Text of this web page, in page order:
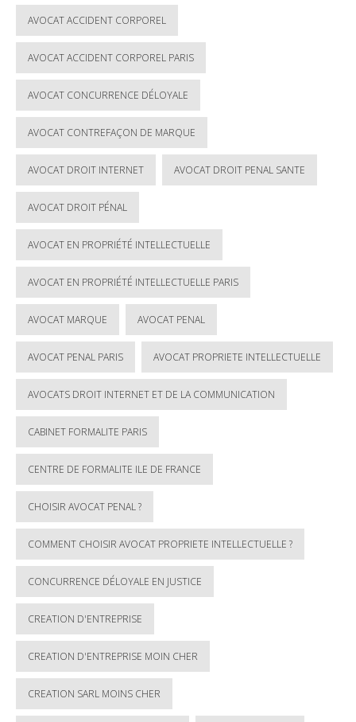
AVOCAT ACCIDENT CORPOREL
AVOCAT ACCIDENT CORPOREL PARIS
AVOCAT CONCURRENCE DÉLOYALE
AVOCAT CONTREFAÇON DE MARQUE
AVOCAT DROIT INTERNET AVOCAT DROIT PENAL SANTE
AVOCAT DROIT PÉNAL
AVOCAT EN PROPRIÉTÉ INTELLECTUELLE
AVOCAT EN PROPRIÉTÉ INTELLECTUELLE PARIS
AVOCAT MARQUE AVOCAT PENAL
AVOCAT PENAL PARIS AVOCAT PROPRIETE INTELLECTUELLE
AVOCATS DROIT INTERNET ET DE LA COMMUNICATION
CABINET FORMALITE PARIS
CENTRE DE FORMALITE ILE DE FRANCE
CHOISIR AVOCAT PENAL ?
COMMENT CHOISIR AVOCAT PROPRIETE INTELLECTUELLE ?
CONCURRENCE DÉLOYALE EN JUSTICE
CREATION D'ENTREPRISE
CREATION D'ENTREPRISE MOIN CHER
CREATION SARL MOINS CHER